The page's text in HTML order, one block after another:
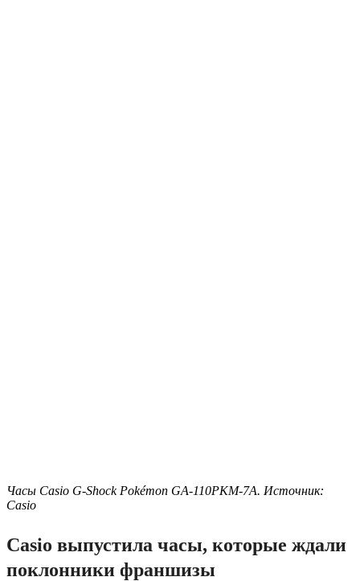
Часы Casio G-Shock Pokémon GA-110PKM-7A. Источник:
Casio
Casio выпустила часы, которые ждали
поклонники франшизы